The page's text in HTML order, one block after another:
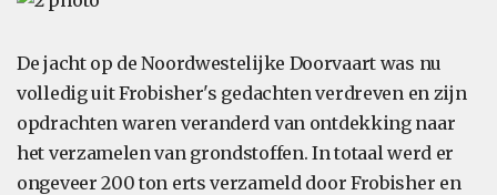
De jacht op de Noordwestelijke Doorvaart was nu
volledig uit Frobisher's gedachten verdreven en zijn
opdrachten waren veranderd van ontdekking naar
het verzamelen van grondstoffen. In totaal werd er
ongeveer 200 ton erts verzameld door Frobisher en